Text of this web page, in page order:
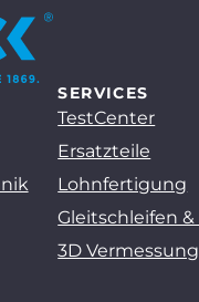
SERVICES
TestCenter
Ersatzteile
Lohnfertigung
Gleitschleifen &
3D Vermessung